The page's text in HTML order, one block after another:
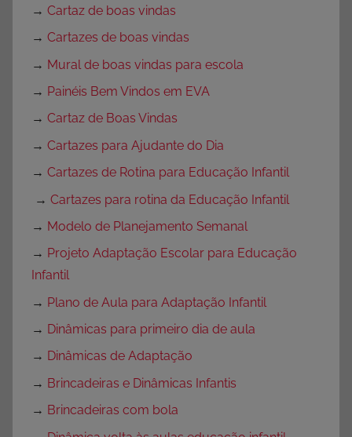
→ Cartaz de boas vindas
→ Cartazes de boas vindas
→ Mural de boas vindas para escola
→ Painéis Bem Vindos em EVA
→ Cartaz de Boas Vindas
→ Cartazes para Ajudante do Dia
→ Cartazes de Rotina para Educação Infantil
→ Cartazes para rotina da Educação Infantil
→ Modelo de Planejamento Semanal
→ Projeto Adaptação Escolar para Educação
Infantil
→ Plano de Aula para Adaptação Infantil
→ Dinâmicas para primeiro dia de aula
→ Dinâmicas de Adaptação
→ Brincadeiras e Dinâmicas Infantis
→ Brincadeiras com bola